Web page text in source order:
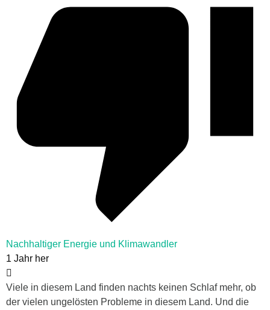
Nachhaltiger Energie und Klimawandler
1 Jahr her
Viele in diesem Land finden nachts keinen Schlaf mehr, ob
der vielen ungelösten Probleme in diesem Land. Und die